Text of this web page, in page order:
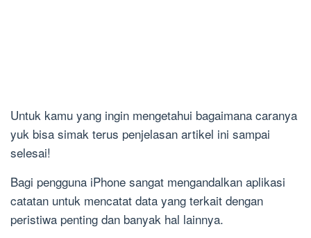
Untuk kamu yang ingin mengetahui bagaimana caranya
yuk bisa simak terus penjelasan artikel ini sampai
selesai!
Bagi pengguna iPhone sangat mengandalkan aplikasi
catatan untuk mencatat data yang terkait dengan
peristiwa penting dan banyak hal lainnya.